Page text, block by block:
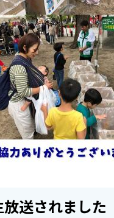
送されました